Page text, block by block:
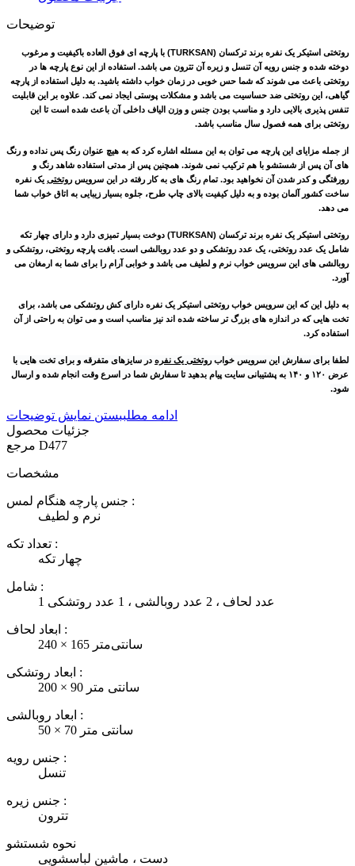
توضیحات
روتختی استیکر یک نفره برند ترکسان (
TURKSAN) با پارچه ای فوق العاده باکیفیت و مرغوب
دوخته شده و جنس رویه آن تنسل و زیره آن تترون می باشد. استفاده از این نوع پارچه ها در
روتختی باعث می شوند که شما حس خوبی در زمان خواب داشته باشید. به دلیل استفاده از پارچه
گیاهی، این روتختی ضد حساسیت می باشد و مشکلات پوستی ایجاد نمی کند. علاوه بر این قابلیت
تنفس پذیری بالایی دارد و مناسب بودن جنس و وزن الیاف داخلی آن باعث شده است تا این
روتختی برای همه فصول سال مناسب باشد.
از جمله مزایای این پارچه می توان به این مسئله اشاره کرد که به هیچ عنوان رنگ پس نداده و رنگ
های آن پس از شستشو با هم ترکیب نمی شوند. همچنین پس از مدتی استفاده شاهد رنگ و
رورفتگی و کدر شدن آن نخواهید بود. تمام رنگ های به کار رفته در این سرویسروتختی یک نفره
ساخت کشور آلمان بوده و به دلیل کیفیت بالای چاپ طرح، جلوه بسیار زیبایی به اتاق خواب شما
می دهد.
روتختی استیکر یک نفره برند ترکسان (TURKSAN
) دوخت بسیار تمیزی دارد و دارای چهار تکه
شامل یک عدد روتختی، یک عدد روتشکی و دو عدد روبالشی است. بافت پارچه روتختی، روتشکی و
روبالشی های این سرویس خواب نرم و لطیف می باشد و خوابی آرام را برای شما به ارمغان می
آورد.
به دلیل این که این سرویس خوابروتختی استیکر یک نفره دارای کش روتشکی می باشد، برای
تخت هایی که در اندازه های بزرگ تر ساخته شده اند نیز مناسب است و می توان به راحتی از آن
استفاده کرد.
لطفا برای سفارش این سرویس خوابروتختی یک نفره در سایزهای متفرقه و برای تخت هایی با
عرض ۱۲۰ و ۱۴۰ به پشتیبانی سایت پیام بدهید تا سفارش شما در اسرع وقت انجام شده و ارسال
شود.
ادامه مطلببستن نمایش توضیحات
جزئیات محصول
D477
مشخصات
جنس پارچه هنگام لمس :
نرم و لطیف
تعداد تکه :
چهار تکه
شامل :
1 عدد لحاف ، 2 عدد روبالشی ، 1 عدد روتشکی
ابعاد لحاف :
240 × 165 سانتی‌متر
ابعاد روتشکی :
200 × 90 سانتی متر
ابعاد روبالشی :
50 × 70 سانتی متر
جنس رویه :
تنسل
جنس زیره :
تترون
نحوه شستشو
دست ، ماشین لباسشویی